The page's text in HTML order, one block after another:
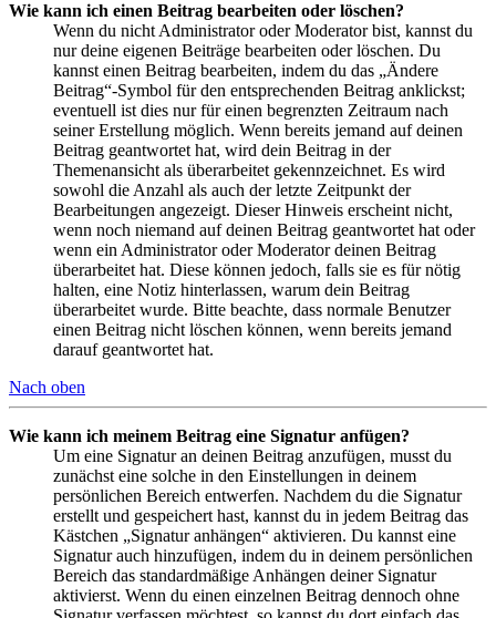
Wie kann ich einen Beitrag bearbeiten oder löschen?
Wenn du nicht Administrator oder Moderator bist, kannst du
nur deine eigenen Beiträge bearbeiten oder löschen. Du
kannst einen Beitrag bearbeiten, indem du das „Ändere
Beitrag“-Symbol für den entsprechenden Beitrag anklickst;
eventuell ist dies nur für einen begrenzten Zeitraum nach
seiner Erstellung möglich. Wenn bereits jemand auf deinen
Beitrag geantwortet hat, wird dein Beitrag in der
Themenansicht als überarbeitet gekennzeichnet. Es wird
sowohl die Anzahl als auch der letzte Zeitpunkt der
Bearbeitungen angezeigt. Dieser Hinweis erscheint nicht,
wenn noch niemand auf deinen Beitrag geantwortet hat oder
wenn ein Administrator oder Moderator deinen Beitrag
überarbeitet hat. Diese können jedoch, falls sie es für nötig
halten, eine Notiz hinterlassen, warum dein Beitrag
überarbeitet wurde. Bitte beachte, dass normale Benutzer
einen Beitrag nicht löschen können, wenn bereits jemand
darauf geantwortet hat.
Nach oben
Wie kann ich meinem Beitrag eine Signatur anfügen?
Um eine Signatur an deinen Beitrag anzufügen, musst du
zunächst eine solche in den Einstellungen in deinem
persönlichen Bereich entwerfen. Nachdem du die Signatur
erstellt und gespeichert hast, kannst du in jedem Beitrag das
Kästchen „Signatur anhängen“ aktivieren. Du kannst eine
Signatur auch hinzufügen, indem du in deinem persönlichen
Bereich das standardmäßige Anhängen deiner Signatur
aktivierst. Wenn du einen einzelnen Beitrag dennoch ohne